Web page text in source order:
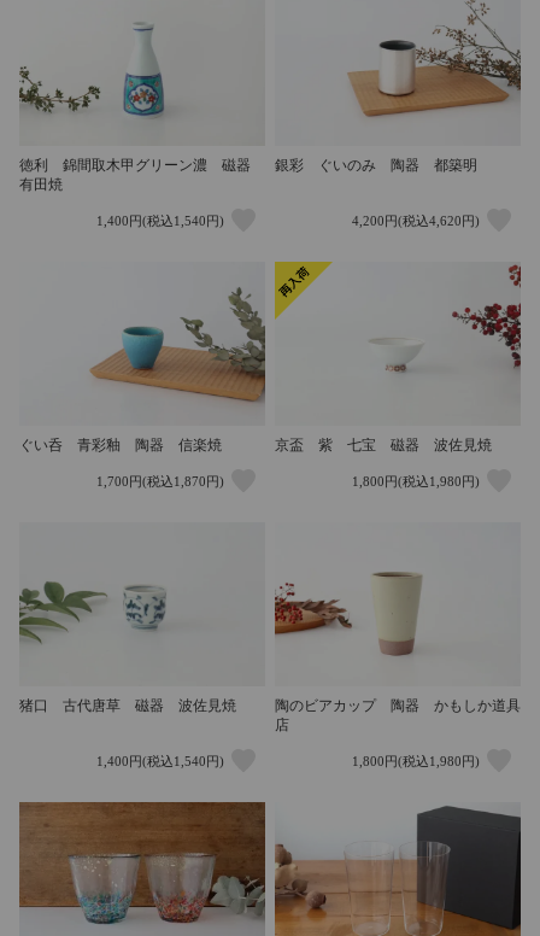
徳利 錦間取木甲グリーン濃 磁器
有田焼
1,400円(税込1,540円)
銀彩 ぐいのみ 陶器 都築明
4,200円(税込4,620円)
ぐい呑 青彩釉 陶器 信楽焼
1,700円(税込1,870円)
京盃 紫 七宝 磁器 波佐見焼
1,800円(税込1,980円)
猪口 古代唐草 磁器 波佐見焼
1,400円(税込1,540円)
陶のビアカップ 陶器 かもしか道具
店
1,800円(税込1,980円)